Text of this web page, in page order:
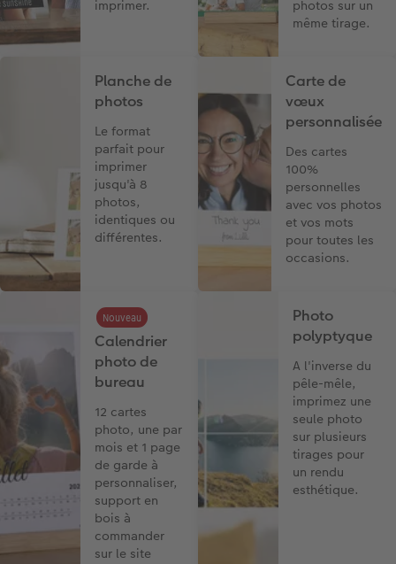
imprimer.
photos sur un
même tirage.
Planche de
photos
Le format
parfait pour
imprimer
jusqu'à 8
photos,
identiques ou
différentes.
Carte de
vœux
personnalisée
Des cartes
100%
personnelles
avec vos photos
et vos mots
pour toutes les
occasions.
Calendrier
photo de
bureau
12 cartes
photo, une par
mois et 1 page
de garde à
personnaliser,
support en
bois à
commander
sur le site
Nouveau
Photo
polyptyque
A l'inverse du
pêle-mêle,
imprimez une
seule photo
sur plusieurs
tirages pour
un rendu
esthétique.